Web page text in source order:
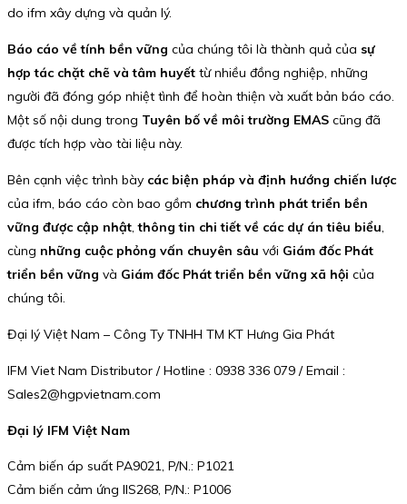
do ifm xây dựng và quản lý.
Báo cáo về tính bền vững của chúng tôi là thành quả của sự
hợp tác chặt chẽ và tâm huyết từ nhiều đồng nghiệp, những
người đã đóng góp nhiệt tình để hoàn thiện và xuất bản báo cáo.
Một số nội dung trong Tuyên bố về môi trường EMAS cũng đã
được tích hợp vào tài liệu này.
Bên cạnh việc trình bày các biện pháp và định hướng chiến lược
của ifm, báo cáo còn bao gồm chương trình phát triển bền
vững được cập nhật,thông tin chi tiết về các dự án tiêu biểu,
cùng những cuộc phỏng vấn chuyên sâu với Giám đốc Phát
triển bền vững và Giám đốc Phát triển bền vững xã hội của
chúng tôi.
Đại lý Việt Nam – Công Ty TNHH TM KT Hưng Gia Phát
IFM Viet Nam Distributor / Hotline : 0938 336 079 / Email :
Sales2@hgpvietnam.com
Đại lý IFM Việt Nam
Cảm biến áp suất PA9021, P/N.: P1021
Cảm biến cảm ứng IIS268, P/N.: P1006